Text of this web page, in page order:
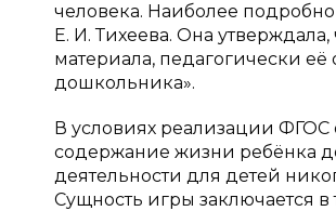
человека. Наиболее
Е. И. Тихеева. Она
материала, педагогически
дошкольника».
В условиях реализации ФГОС
содержание жизни ребёнка
деятельности для детей
Сущность игры заключается